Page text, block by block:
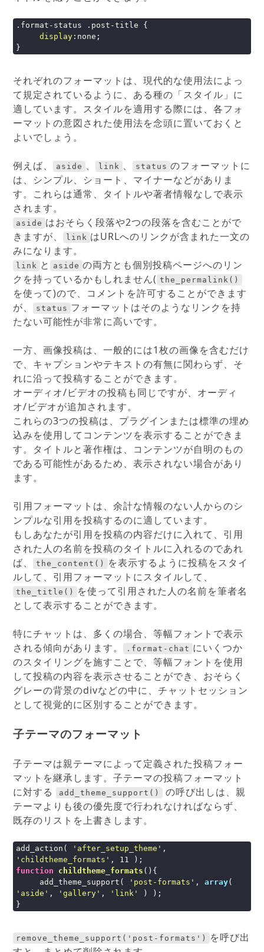
.format-status .post-title {
display :none;
}
それぞれのフォーマットは、現代的な使用法によっ
て規定されているように、ある種の「スタイル」に
適しています。スタイルを適用する際には、各フォ
ーマットの意図された使用法を念頭に置いておくと
よいでしょう。
例えば、 aside 、 link 、 status のフォーマットに
は、シンプル、ショート、マイナーなどがありま
す。これらは通常、タイトルや著者情報なしで表示
されます。
aside はおそらく段落や2つの段落を含むことがで
きますが、
link はURLへのリンクが含まれた一文の
みになります。
link と aside の両方とも個別投稿ページへのリン
クを持っているかもしれません( the_permalink()
を使って)ので、コメントを許可することができます
が、
status フォーマットはそのようなリンクを持
たない可能性が非常に高いです。
一方、画像投稿は、一般的には1枚の画像を含むだけ
で、キャプションやテキストの有無に関わらず、そ
れに沿って投稿することができます。
オーディオ/ビデオの投稿も同じですが、オーディ
オ/ビデオが追加されます。
これらの3つの投稿は、プラグインまたは標準の埋め
込みを使用してコンテンツを表示することができま
す。タイトルと著作権は、コンテンツが自明のもの
である可能性があるため、表示されない場合があり
ます。
引用フォーマットは、余計な情報のない人からのシ
ンプルな引用を投稿するのに適しています。
もしあなたが引用を投稿の内容だけに入れて、引用
された人の名前を投稿のタイトルに入れるのであれ
ば、
the_content()
を表示するように投稿をスタイ
ルして、引用フォーマットにスタイルして、
the_title()
を使って引用された人の名前を筆者名
として表示することができます。
特にチャットは、多くの場合、等幅フォントで表示
される傾向があります。
.format-chat にいくつか
のスタイリングを施すことで、等幅フォントを使用
して投稿の内容を表示させることができ、おそらく
グレーの背景のdivなどの中に、チャットセッション
として視覚的に区別することができます。
子テーマのフォーマット
子テーマは親テーマによって定義された投稿フォー
マットを継承します。子テーマの投稿フォーマット
に対する
add_theme_support()
の呼び出しは、親
テーマよりも後の優先度で行われなければならず、
既存のリストを上書きします。
add_action( 'after_setup_theme'
'childtheme_formats' , 11
function
childtheme_formats () {
     add_theme_support(
'post-formats' , array
'aside' , 'gallery' , 'link'
) );
}
remove_theme_support('post-formats')
を呼び出